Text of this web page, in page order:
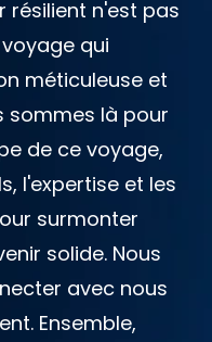
résilient n'est pas
qui
méticuleuse et
sommes là pour
de ce voyage,
l'expertise et les
surmonter
solide. Nous
avec nous
Ensemble,